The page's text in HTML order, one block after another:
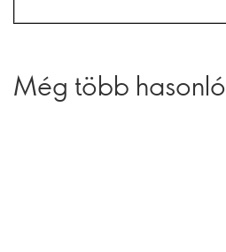
Még több hasonló